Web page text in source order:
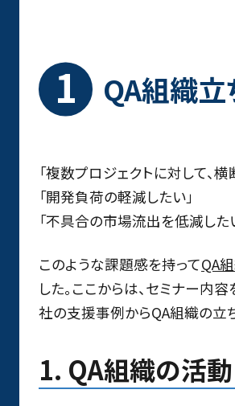
QA組織立
「複数プロジェクトに対して、
「開発負荷の軽減したい」
「不具合の市場流出を低減した
このような課題感を持ってQA
した。ここからは、セミナー内
社の支援事例からQA組織の立
1. QA組織の活